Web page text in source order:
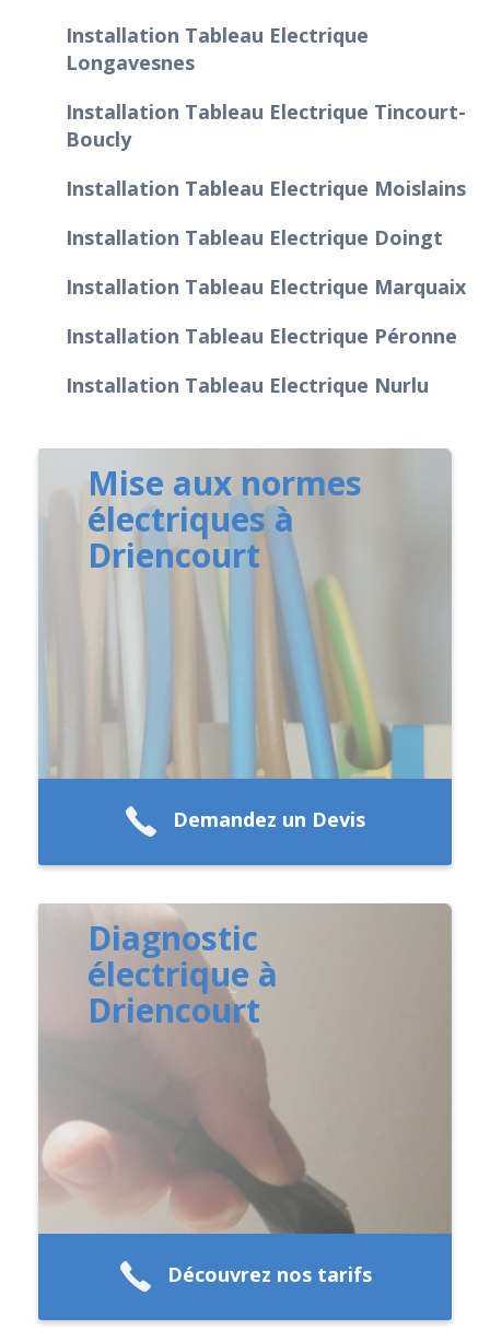
Installation Tableau Electrique
Longavesnes
Installation Tableau Electrique Tincourt-
Boucly
Installation Tableau Electrique Moislains
Installation Tableau Electrique Doingt
Installation Tableau Electrique Marquaix
Installation Tableau Electrique Péronne
Installation Tableau Electrique Nurlu
Mise aux normes
électriques à
Driencourt
Demandez un Devis
Diagnostic
électrique à
Driencourt
Découvrez nos tarifs